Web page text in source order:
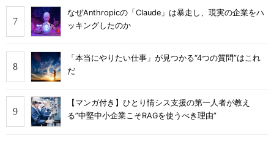
なぜAnthropicの「Claude」は暴走し、現実の企業をハ
ッキングしたのか
「本当にやりたい仕事」が見つかる“4つの質問”はこれ
だ
【マンガ付き】ひとり情シス支援の第一人者が教え
る”中堅中小企業こそRAGを使うべき理由”